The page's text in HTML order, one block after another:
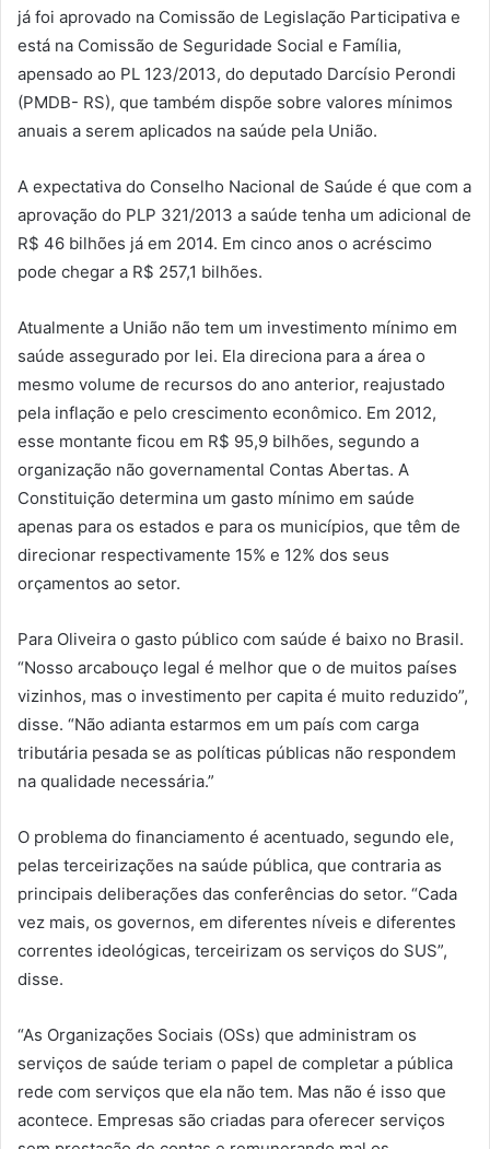
já foi aprovado na Comissão de Legislação Participativa e
está na Comissão de Seguridade Social e Família,
apensado ao PL 123/2013, do deputado Darcísio Perondi
(PMDB- RS), que também dispõe sobre valores mínimos
anuais a serem aplicados na saúde pela União.
A expectativa do Conselho Nacional de Saúde é que com a
aprovação do PLP 321/2013 a saúde tenha um adicional de
R$ 46 bilhões já em 2014. Em cinco anos o acréscimo
pode chegar a R$ 257,1 bilhões.
Atualmente a União não tem um investimento mínimo em
saúde assegurado por lei. Ela direciona para a área o
mesmo volume de recursos do ano anterior, reajustado
pela inflação e pelo crescimento econômico. Em 2012,
esse montante ficou em R$ 95,9 bilhões, segundo a
organização não governamental Contas Abertas. A
Constituição determina um gasto mínimo em saúde
apenas para os estados e para os municípios, que têm de
direcionar respectivamente 15% e 12% dos seus
orçamentos ao setor.
Para Oliveira o gasto público com saúde é baixo no Brasil.
“Nosso arcabouço legal é melhor que o de muitos países
vizinhos, mas o investimento per capita é muito reduzido”,
disse. “Não adianta estarmos em um país com carga
tributária pesada se as políticas públicas não respondem
na qualidade necessária.”
O problema do financiamento é acentuado, segundo ele,
pelas terceirizações na saúde pública, que contraria as
principais deliberações das conferências do setor. “Cada
vez mais, os governos, em diferentes níveis e diferentes
correntes ideológicas, terceirizam os serviços do SUS”,
disse.
“As Organizações Sociais (OSs) que administram os
serviços de saúde teriam o papel de completar a pública
rede com serviços que ela não tem. Mas não é isso que
acontece. Empresas são criadas para oferecer serviços